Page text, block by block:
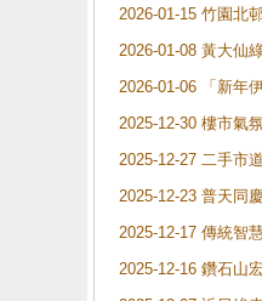
2026-01-15 竹園北
2026-01-08 黃大仙
2026-01-06 「新年
2025-12-30 樓市氣
2025-12-27 二手市
2025-12-23 普天同
2025-12-17 傳統智
2025-12-16 鑽石山